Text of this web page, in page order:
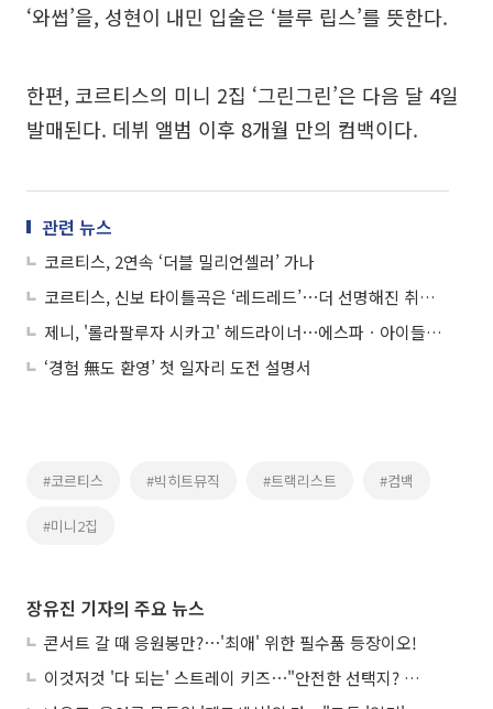
‘와썹’을, 성현이 내민 입술은 ‘블루 립스’를 뜻한다.
한편, 코르티스의 미니 2집 ‘그린그린’은 다음 달 4일
발매된다. 데뷔 앨범 이후 8개월 만의 컴백이다.
관련 뉴스
코르티스, 2연속 ‘더블 밀리언셀러’ 가나
코르티스, 신보 타이틀곡은 ‘레드레드’⋯더 선명해진 취향 담았다
제니, '롤라팔루자 시카고' 헤드라이너⋯에스파ㆍ아이들ㆍ코르티스 출격
‘경험 無도 환영’ 첫 일자리 도전 설명서
#코르티스 #빅히트뮤직 #트랙리스트 #컴백
#미니2집
장유진 기자의 주요 뉴스
콘서트 갈 때 응원봉만?⋯'최애' 위한 필수품 등장이오!
이것저것 '다 되는' 스트레이 키즈⋯"안전한 선택지? 도전이 재밌죠"